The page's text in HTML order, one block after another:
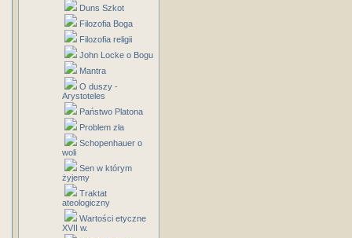
Duns Szkot
Filozofia Boga
Filozofia religii
John Locke o Bogu
Mantra
O duszy -
Arystoteles
Państwo Platona
Problem zła
Schopenhauer o
woli
Sen w którym
żyjemy
Traktat
ateologiczny
Wartości etyczne
XVII w.